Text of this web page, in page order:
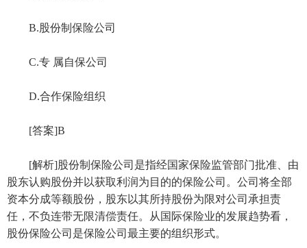
B.股份制保险公司
C.专 属自保公司
D.合作保险组织
[答案]B
[解析]股份制保险公司是指经国家保险监管部门批准、由
股东认购股份并以获取利润为目的的保险公司。公司将全部
资本分成等额股份，股东以其所持股份为限对公司承担责
任，不负连带无限清偿责任。从国际保险业的发展趋势看，
股份保险公司是保险公司最主要的组织形式。